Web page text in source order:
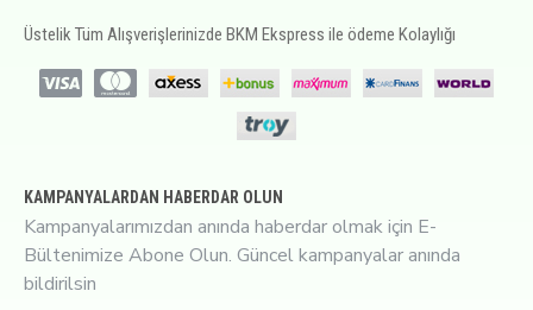
Üstelik Tüm Alışverişlerinizde BKM Ekspress ile ödeme Kolaylığı
KAMPANYALARDAN HABERDAR OLUN
Kampanyalarımızdan anında haberdar olmak için E-
Bültenimize Abone Olun. Güncel kampanyalar anında
bildirilsin